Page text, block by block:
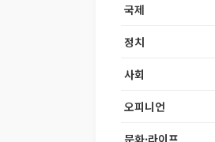
국제
정치
사회
오피니언
문화·라이프